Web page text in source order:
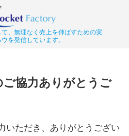
、無理なく売上を伸ばすための実
を発信しています。
協力ありがとうご
いただき、ありがとうござい